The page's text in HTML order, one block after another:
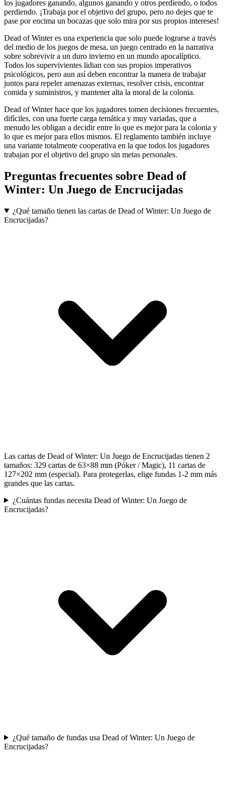
los jugadores ganando, algunos ganando y otros perdiendo, o todos
perdiendo. ¡Trabaja por el objetivo del grupo, pero no dejes que te
pase por encima un bocazas que solo mira por sus propios intereses!
Dead of Winter es una experiencia que solo puede lograrse a través
del medio de los juegos de mesa, un juego centrado en la narrativa
sobre sobrevivir a un duro invierno en un mundo apocalíptico.
Todos los supervivientes lidian con sus propios imperativos
psicológicos, pero aun así deben encontrar la manera de trabajar
juntos para repeler amenazas externas, resolver crisis, encontrar
comida y suministros, y mantener alta la moral de la colonia.
Dead of Winter hace que los jugadores tomen decisiones frecuentes,
difíciles, con una fuerte carga temática y muy variadas, que a
menudo les obligan a decidir entre lo que es mejor para la colonia y
lo que es mejor para ellos mismos. El reglamento también incluye
una variante totalmente cooperativa en la que todos los jugadores
trabajan por el objetivo del grupo sin metas personales.
Preguntas frecuentes sobre Dead of
Winter: Un Juego de Encrucijadas
¿Qué tamaño tienen las cartas de Dead of Winter: Un Juego de
Encrucijadas?
Las cartas de Dead of Winter: Un Juego de Encrucijadas tienen 2
tamaños: 329 cartas de 63×88 mm (Póker / Magic), 11 cartas de
127×202 mm (especial). Para protegerlas, elige fundas 1-2 mm más
grandes que las cartas.
¿Cuántas fundas necesita Dead of Winter: Un Juego de
Encrucijadas?
¿Qué tamaño de fundas usa Dead of Winter: Un Juego de
Encrucijadas?